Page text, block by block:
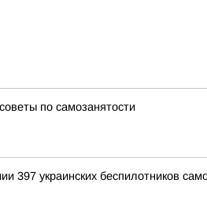
по самозанятости
397 украинских беспилотников